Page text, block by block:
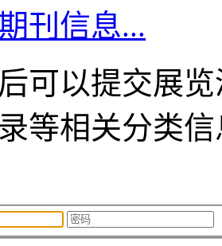
刊信息...
可以提交展
等相关分类